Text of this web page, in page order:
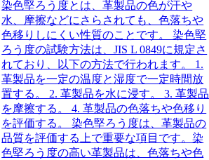
染色堅ろう度とは、革製品の色が汗や
水、摩擦などにさらされても、色落ちや
色移りしにくい性質のことです。 染色堅
ろう度の試験方法は、JIS L 0849に規定さ
れており、以下の方法で行われます。 1.
革製品を一定の温度と湿度で一定時間放
置する。 2. 革製品を水に浸す。 3. 革製品
を摩擦する。 4. 革製品の色落ちや色移り
を評価する。 染色堅ろう度は、革製品の
品質を評価する上で重要な項目です。染
色堅ろう度の高い革製品は、色落ちや色